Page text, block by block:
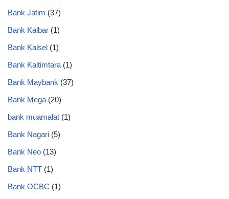
Bank Jatim (37)
Bank Kalbar (1)
Bank Kalsel (1)
Bank Kaltimtara (1)
Bank Maybank (37)
Bank Mega (20)
bank muamalat (1)
Bank Nagari (5)
Bank Neo (13)
Bank NTT (1)
Bank OCBC (1)